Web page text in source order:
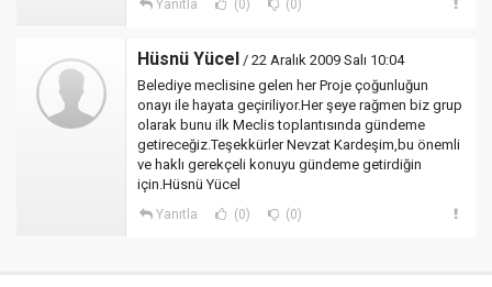
Yanıtla (0) (0)
Hüsnü Yücel / 22 Aralık 2009 Salı 10:04
Belediye meclisine gelen her Proje çoğunluğun
onayı ile hayata geçiriliyor.Her şeye rağmen biz grup
olarak bunu ilk Meclis toplantısında gündeme
getireceğiz.Teşekkürler Nevzat Kardeşim,bu önemli
ve haklı gerekçeli konuyu gündeme getirdiğin
için.Hüsnü Yücel
Yanıtla (0) (0)